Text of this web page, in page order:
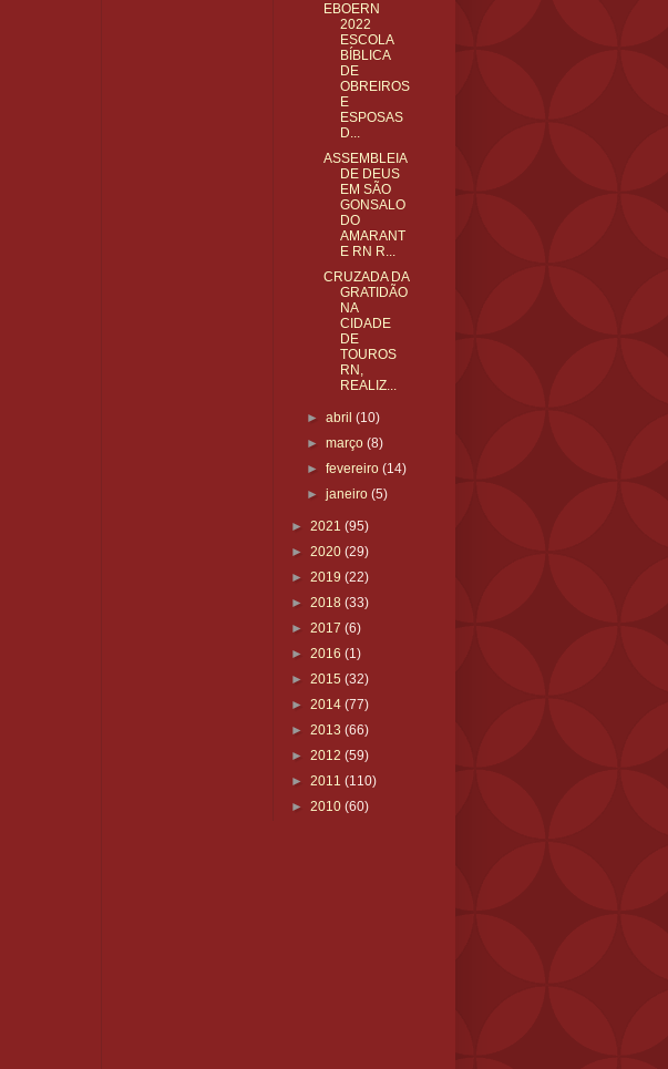
EBOERN
2022
ESCOLA
BÍBLICA
DE
OBREIROS
E
ESPOSAS
D...
ASSEMBLEIA
DE DEUS
EM SÃO
GONSALO
DO
AMARANT
E RN R...
CRUZADA DA
GRATIDÃO
NA
CIDADE
DE
TOUROS
RN,
REALIZ...
►abril(10)
►março(8)
►fevereiro(14)
►janeiro(5)
► 2021 (95)
► 2020 (29)
► 2019 (22)
► 2018 (33)
► 2017 (6)
► 2016 (1)
► 2015 (32)
► 2014 (77)
► 2013 (66)
► 2012 (59)
► 2011 (110)
► 2010 (60)